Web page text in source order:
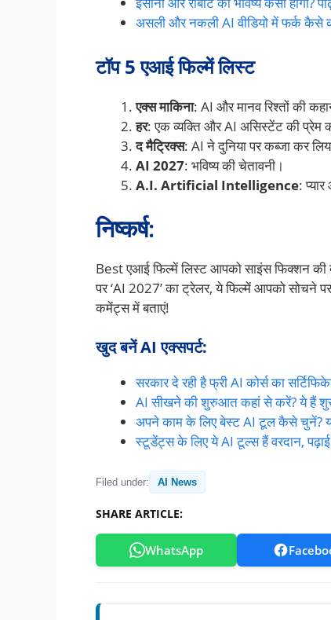
असली और नकली AI वीडियो में फर्क कैसे
टॉप 5 एआई फिल्में लिस्ट
एक्स माकिना: AI और मानव रिश्तों की
हर: एक व्यक्ति और AI असिस्टेंट की प्रेम
द मैट्रिक्स: AI ने दुनिया पर कब्जा कर
AI 2027: भविष्य की चेतावनी।
A.I. Artificial Intelligence:
निष्कर्ष:
Best एआई फिल्में लिस्ट आपको साइंस फिक्शन की
पर ‘AI 2027’ का ट्रेलर, ये फिल्में आपको सोचने
कमेंट्स में बताएं!
खुद बनें AI एक्सपर्ट:
सरकार दे रही है फ्री AI कोर्स का
AI सीखने की शुरुआत कहां से करें? ये हैं
अपने काम के लिए बेस्ट AI टूल कैसे चुनें?
स्टूडेंट्स के लिए ये AI टूल्स हैं वरदान,
Filed under: AI News
SHARE ARTICLE:
WhatsApp